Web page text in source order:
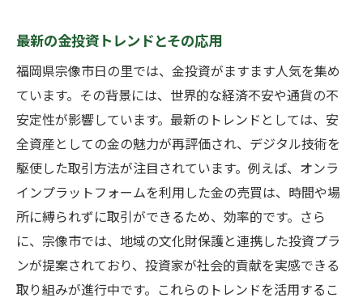
最新の金投資トレンドとその応用
福岡県宗像市日の里では、金投資がますます人気を集め
ています。その背景には、世界的な経済不安や通貨の不
安定性が影響しています。最新のトレンドとしては、安
全資産としての金の魅力が再評価され、デジタル技術を
駆使した取引方法が注目されています。例えば、オンラ
インプラットフォームを利用した金の売買は、時間や場
所に縛られずに取引ができるため、効率的です。さら
に、宗像市では、地域の文化財保護と連携した投資プラ
ンが提案されており、投資家が社会的貢献を実感できる
取り組みが進行中です。これらのトレンドを活用するこ